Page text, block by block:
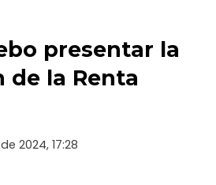
presentar la
de la Renta
2024, 17:28